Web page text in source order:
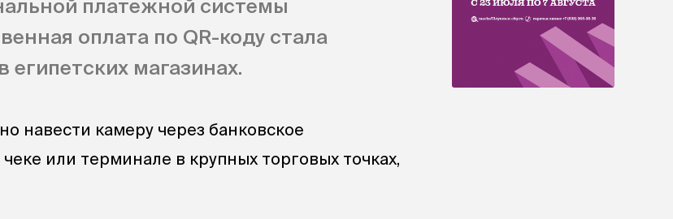
платежной системы
оплата по QR-коду стала
магазинах.
навести камеру через банковское
или терминале в крупных торговых точках,